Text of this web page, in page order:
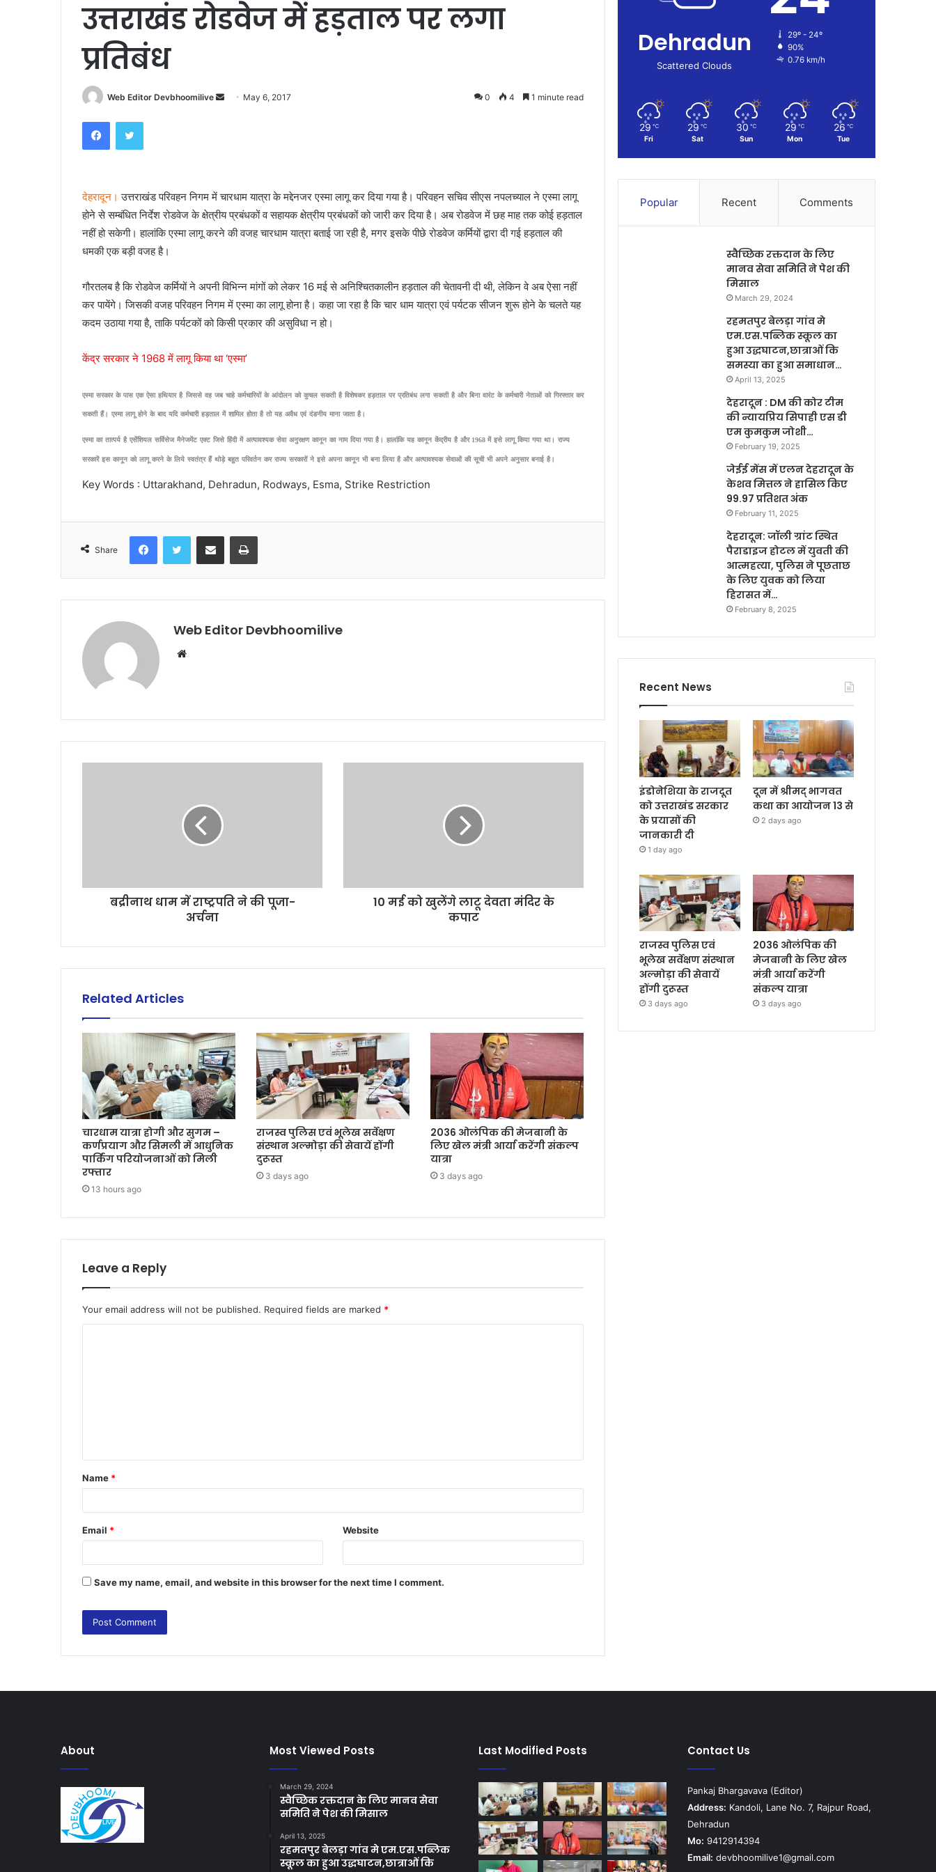
उत्तराखंड रोडवेज में हड़ताल पर लगा
प्रतिबंध
Web Editor Devbhoomilive
Send May 6, 2017 0 4 1 minute read
FacebookTwitter
देहरादून। उत्तराखंड परिवहन निगम में चारधाम यात्रा के मद्देनजर एस्मा लागू कर दिया गया है। परिवहन सचिव सीएस नपलच्याल ने एस्मा लागू
होने से सम्बंधित निर्देश रोडवेज के क्षेत्रीय प्रबंधकों व सहायक क्षेत्रीय प्रबंधकों को जारी कर दिया है। अब रोडवेज में छह माह तक कोई हड़ताल
नहीं हो सकेगी। हालांकि एस्मा लागू करने की वजह चारधाम यात्रा बताई जा रही है, मगर इसके पीछे रोडवेज कर्मियों द्वारा दी गई हड़ताल की
धमकी एक बड़ी वजह है।
गौरतलब है कि रोडवेज कर्मियों ने अपनी विभिन्न मांगों को लेकर 16 मई से अनिश्चितकालीन हड़ताल की चेतावनी दी थी, लेकिन वे अब ऐसा नहीं
कर पायेंगे। जिसकी वजह परिवहन निगम में एस्मा का लागू होना है। कहा जा रहा है कि चार धाम यात्रा एवं पर्यटक सीजन शुरू होने के चलते यह
कदम उठाया गया है, ताकि पर्यटकों को किसी प्रकार की असुविधा न हो।
केंद्र सरकार ने 1968 में लागू किया था ‘एस्मा’
एस्मा सरकार के पास एक ऐसा हथियार है जिससे वह जब चाहे कर्मचारियों के आंदोलन को कुचल सकती है विशेषकर हड़ताल पर प्रतिबंध लगा सकती है और बिना वारंट के कर्मचारी नेताओं को गिरफ्तार कर
सकती हैं। एस्मा लागू होने के बाद यदि कर्मचारी हड़ताल में शामिल होता है तो यह अवैध एवं दंडनीय माना जाता है।
एस्मा का तात्पर्य है एसेंशियल सर्विसेज मैनेजमेंट एक्ट जिसे हिंदी में अत्यावश्यक सेवा अनुरक्षण कानून का नाम दिया गया है। हालांकि यह कानून केंद्रीय है और1968 में इसे लागू किया गया था। राज्य
सरकारें इस कानून को लागू करने के लिये स्वतंत्र हैं थोड़े बहुत परिवर्तन कर राज्य सरकारों ने इसे अपना कानून भी बना लिया है और अत्यावश्यक सेवाओं की सूची भी अपने अनुसार बनाई है।
Key Words : Uttarakhand, Dehradun, Rodways, Esma, Strike Restriction
Share
FacebookTwitter Share via Email Print
Web Editor Devbhoomilive
Website
बद्रीनाथ धाम में राष्ट्रपति ने की पूजा-
अर्चना
10 मई को खुलेंगे लाटू देवता मंदिर के
कपाट
Related Articles
चारधाम यात्रा होगी और सुगम –
कर्णप्रयाग और सिमली में आधुनिक
पार्किंग परियोजनाओं को मिली
रफ्तार
13 hours ago
राजस्व पुलिस एवं भूलेख सर्वेक्षण
संस्थान अल्मोड़ा की सेवायें होंगी
दुरूस्त
3 days ago
2036 ओलंपिक की मेजबानी के
लिए खेल मंत्री आर्या करेंगी संकल्प
यात्रा
3 days ago
Leave a Reply
Your email address will not be published. Required fields are marked *
t
*
Name *
Email * Website
Save my name, email, and website in this browser for the next time I comment.
Dehradun
Scattered Clouds
29º - 24º
90%
0.76 km/h
29 ℃
Fri
29 ℃
Sat
30 ℃
Sun
29 ℃
Mon
26 ℃
Tue
Popular Recent Comments
स्वैच्छिक रक्तदान के लिए
मानव सेवा समिति ने पेश की
मिसाल
March 29, 2024
रहमतपुर बेलड़ा गांव मे
एम.एस.पब्लिक स्कूल का
हुआ उद्धघाटन,छात्राओं कि
समस्या का हुआ समाधान…
April 13, 2025
देहरादून : DM की कोर टीम
की न्यायप्रिय सिपाही एस डी
एम कुमकुम जोशी…
February 19, 2025
जेईई मेंस में एलन देहरादून के
केशव मित्तल ने हासिल किए
99.97 प्रतिशत अंक
February 11, 2025
देहरादून: जॉली ग्रांट स्थित
पैराडाइज होटल में युवती की
आत्महत्या, पुलिस ने पूछताछ
के लिए युवक को लिया
हिरासत में…
February 8, 2025
Recent News
इंडोनेशिया के राजदूत
को उत्तराखंड सरकार
के प्रयासों की
जानकारी दी
1 day ago
दून में श्रीमद् भागवत
कथा का आयोजन 13 से
2 days ago
राजस्व पुलिस एवं
भूलेख सर्वेक्षण संस्थान
अल्मोड़ा की सेवायें
होंगी दुरूस्त
3 days ago
2036 ओलंपिक की
मेजबानी के लिए खेल
मंत्री आर्या करेंगी
संकल्प यात्रा
3 days ago
About Most Viewed Posts
March 29, 2024
स्वैच्छिक रक्तदान के लिए मानव सेवा
समिति ने पेश की मिसाल
April 13, 2025
रहमतपुर बेलड़ा गांव मे एम.एस.पब्लिक
स्कूल का हुआ उद्धघाटन,छात्राओं कि
Last Modified Posts Contact Us
Pankaj Bhargavava (Editor)
Address: Kandoli, Lane No. 7, Rajpur Road,
Dehradun
Mo: 9412914394
Email: devbhoomilive1@gmail.com